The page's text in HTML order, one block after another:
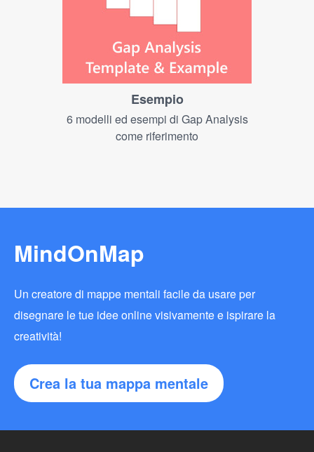
Esempio
6 modelli ed esempi di Gap Analysis
come riferimento
MindOnMap
Un creatore di mappe mentali facile da usare per
disegnare le tue idee online visivamente e ispirare la
creatività!
Crea la tua mappa mentale